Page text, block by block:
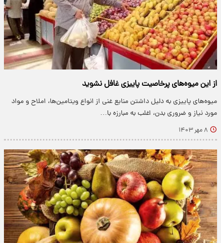
از این میوه‌های پرخاصیت پاییزی غافل نشوید
میوه‌های پاییزی به دلیل داشتن منابع غنی از انواع ویتامین‌ها، املاح و مواد
مورد نیاز و ضروری بدن، اغلب به مبارزه با…
۸ مهر ۱۴۰۳